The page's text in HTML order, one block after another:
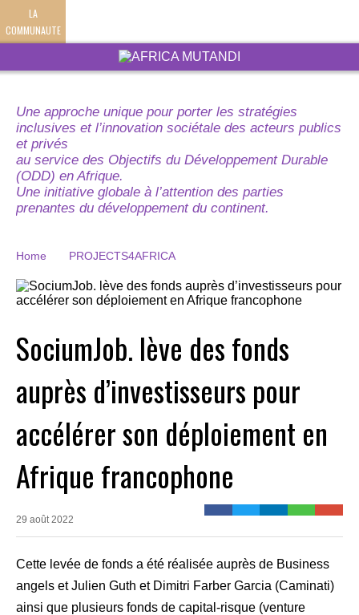
LA
COMMUNAUTE
Une approche unique pour porter les stratégies
inclusives et l’innovation sociétale des acteurs publics
et privés
au service des Objectifs du Développement Durable
(ODD) en Afrique.
Une initiative globale à l’attention des parties
prenantes du développement du continent.
Home PROJECTS4AFRICA
SociumJob. lève des fonds
auprès d’investisseurs pour
accélérer son déploiement en
Afrique francophone
29 août 2022
Cette levée de fonds a été réalisée auprès de Business
angels et Julien Guth et Dimitri Farber Garcia (Caminati)
ainsi que plusieurs fonds de capital-risque (venture